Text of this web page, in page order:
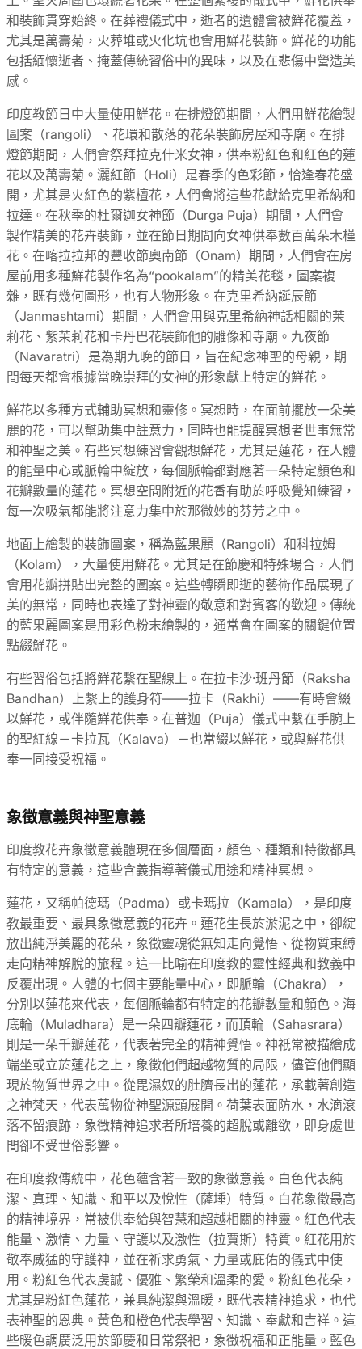
和裝飾貫穿始終。在葬禮儀式中，逝者的遺體會被鮮花覆蓋，
尤其是萬壽菊，火葬堆或火化坑也會用鮮花裝飾。鮮花的功能
包括緬懷逝者​​、掩蓋傳統習俗中的異味，以及在悲傷中營造美
感。
印度教節日中大量使用鮮花。在排燈節期間，人們用鮮花繪製
圖案（rangoli）、花環和散落的花朵裝飾房屋和寺廟。在排
燈節期間，人們會祭拜拉克什米女神，供奉粉紅色和紅色的蓮
花以及萬壽菊。灑紅節（Holi）是春季的色彩節，恰逢春花盛
開，尤其是火紅色的紫檀花，人們會將這些花獻給克里希納和
拉達。在秋季的杜爾迦女神節（Durga Puja）期間，人們會
製作精美的花卉裝飾，並在節日期間向女神供奉數百萬朵木槿
花。在喀拉拉邦的豐收節奧南節（Onam）期間，人們會在房
屋前用多種鮮花製作名為“pookalam”的精美花毯，圖案複
雜，既有幾何圖形，也有人物形象。在克里希納誕辰節
（Janmashtami）期間，人們會用與克里希納神話相關的茉
莉花、紫茉莉花和卡丹巴花裝飾他的雕像和寺廟。九夜節
（Navaratri）是為期九晚的節日，旨在紀念神聖的母親，期
間每天都會根據當晚崇拜的女神的形象獻上特定的鮮花。
鮮花以多種方式輔助冥想和靈修。冥想時，在面前擺放一朵美
麗的花，可以幫助集中註意力，同時也能提醒冥想者世事無常
和神聖之美。有些冥想練習會觀想鮮花，尤其是蓮花，在人體
的能量中心或脈輪中綻放，每個脈輪都對應著一朵特定顏色和
花瓣數量的蓮花。冥想空間附近的花香有助於呼吸覺知練習，
每一次吸氣都能將注意力集中於那微妙的芬芳之中。
地面上繪製的裝飾圖案，稱為藍果麗（Rangoli）和科拉姆
（Kolam），大量使用鮮花。尤其是在節慶和特殊場合，人們
會用花瓣拼貼出完整的圖案。這些轉瞬即逝的藝術作品展現了
美的無常，同時也表達了對神靈的敬意和對賓客的歡迎。傳統
的藍果麗圖案是用彩色粉末繪製的，通常會在圖案的關鍵位置
點綴鮮花。
有些習俗包括將鮮花繫在聖線上。在拉卡沙·班丹節（Raksha
Bandhan）上繫上的護身符——拉卡（Rakhi）——有時會綴
以鮮花，或伴隨鮮花供奉。在普迦（Puja）儀式中繫在手腕上
的聖紅線－卡拉瓦（Kalava）－也常綴以鮮花，或與鮮花供
奉一同接受祝福。
象徵意義與神聖意義
印度教花卉象徵意義體現在多個層面，顏色、種類和特徵都具
有特定的意義，這些含義指導著儀式用途和精神冥想。
蓮花，又稱帕德瑪（Padma）或卡瑪拉（Kamala），是印度
教最重要、最具象徵意義的花卉。蓮花生長於淤泥之中，卻綻
放出純淨美麗的花朵，象徵靈魂從無知走向覺悟、從物質束縛
走向精神解脫的旅程。這一比喻在印度教的靈性經典和教義中
反覆出現。人體的七個主要能量中心，即脈輪（Chakra），
分別以蓮花來代表，每個脈輪都有特定的花瓣數量和顏色。海
底輪（Muladhara）是一朵四瓣蓮花，而頂輪（Sahasrara）
則是一朵千瓣蓮花，代表著完全的精神覺悟。神祇常被描繪成
端坐或立於蓮花之上，象徵他們超越物質的局限，儘管他們顯
現於物質世界之中。從毘濕奴的肚臍長出的蓮花，承載著創造
之神梵天，代表萬物從神聖源頭展開。荷葉表面防水，水滴滾
落不留痕跡，象徵精神追求者所培養的超脫或離欲，即身處世
間卻不受世俗影響。
在印度教傳統中，花色蘊含著一致的象徵意義。白色代表純
潔、真理、知識、和平以及悅性（薩埵）特質。白花象徵最高
的精神境界，常被供奉給與智慧和超越相關的神靈。紅色代表
能量、激情、力量、守護以及激性（拉賈斯）特質。紅花用於
敬奉威猛的守護神，並在祈求勇氣、力量或庇佑的儀式中使
用。粉紅色代表虔誠、優雅、繁榮和溫柔的愛。粉紅色花朵，
尤其是粉紅色蓮花，兼具純潔與溫暖，既代表精神追求，也代
表神聖的恩典。黃色和橙色代表學習、知識、奉獻和吉祥。這
些暖色調廣泛用於節慶和日常祭祀，象徵祝福和正能量。藍色